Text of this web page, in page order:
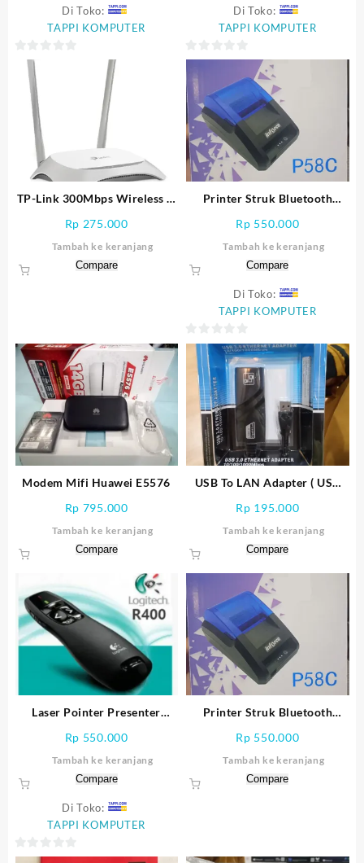
Di Toko:
TAPPI KOMPUTER
out
Di Toko:
TAPPI KOMPUTER
0
out
of
TP-Link 300Mbps Wireless N
Rp 275.000
Tambah ke keranjang
Compare
Printer Struk Bluetooth
Rp 550.000
Tambah ke keranjang
Compare
Di Toko:
TAPPI KOMPUTER
0
out
Modem Mifi Huawei E5576
Rp 795.000
Tambah ke keranjang
Compare
USB To LAN Adapter ( USB
Rp 195.000
Tambah ke keranjang
Compare
Laser Pointer Presenter
Rp 550.000
Tambah ke keranjang
Compare
Di Toko:
TAPPI KOMPUTER
0
Printer Struk Bluetooth
Rp 550.000
Tambah ke keranjang
Compare